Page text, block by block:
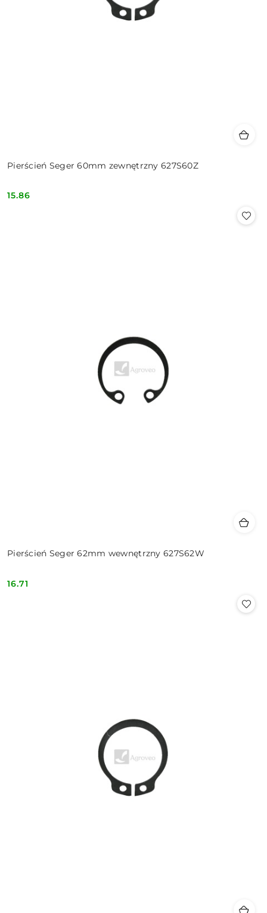
Pierścień Seger 60mm zewnętrzny 627S60Z
Cena:
15.86
Pierścień Seger 62mm wewnętrzny 627S62W
Cena:
16.71